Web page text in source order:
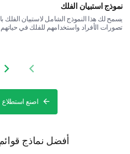
experience and any additional
comments you have for us.
any additional comments or
you have to improve our
product/services.
نموذج استبيان الفلك
يسمح لك هذا النموذج الشامل لاستبيان
تصورات الأفراد واستخدامهم للفلك في حياتهم
slide
اصنع استطلاع
أفضل نماذج